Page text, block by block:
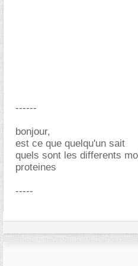
------
bonjour,
est ce que quelqu'un sait
quels sont les differents
proteines
-----